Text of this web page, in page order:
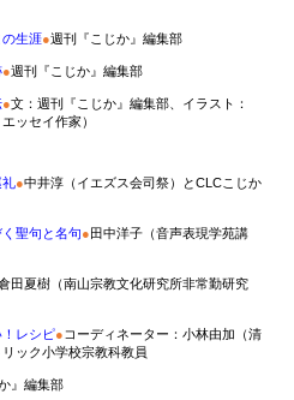
生涯●週刊『こじか』編集部
●週刊『こじか』編集部
●文：週刊『こじか』編集部、イラスト：
ッセイ作家）
●中井淳（イエズス会司祭）とCLCこじか
聖句と名句●田中洋子（音声表現学苑講
田夏樹（南山宗教文化研究所非常勤研究
レシピ● コーディネーター：小林由加（清
ック小学校宗教科教員
』編集部